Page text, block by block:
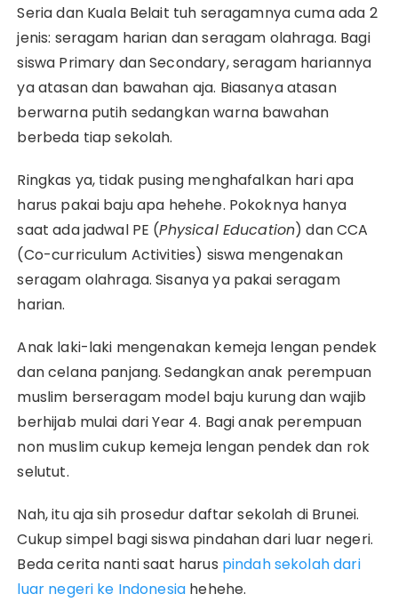
Seria dan Kuala Belait tuh seragamnya cuma ada 2
jenis: seragam harian dan seragam olahraga. Bagi
siswa Primary dan Secondary, seragam hariannya
ya atasan dan bawahan aja. Biasanya atasan
berwarna putih sedangkan warna bawahan
berbeda tiap sekolah.
Ringkas ya, tidak pusing menghafalkan hari apa
harus pakai baju apa hehehe. Pokoknya hanya
saat ada jadwal PE (Physical Education) dan CCA
(Co-curriculum Activities) siswa mengenakan
seragam olahraga. Sisanya ya pakai seragam
harian.
Anak laki-laki mengenakan kemeja lengan pendek
dan celana panjang. Sedangkan anak perempuan
muslim berseragam model baju kurung dan wajib
berhijab mulai dari Year 4. Bagi anak perempuan
non muslim cukup kemeja lengan pendek dan rok
selutut.
Nah, itu aja sih prosedur daftar sekolah di Brunei.
Cukup simpel bagi siswa pindahan dari luar negeri.
Beda cerita nanti saat harus pindah sekolah dari
luar negeri ke Indonesia hehehe.